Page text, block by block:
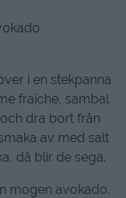
i en stekpanna
fraîche, sambal
dra bort från
av med salt
då blir de sega.
mogen avokado.